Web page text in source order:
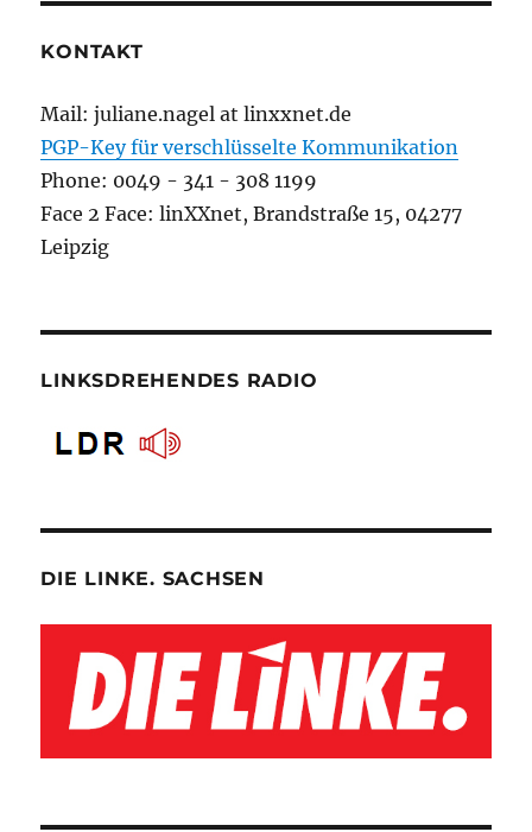
KONTAKT
Mail: juliane.nagel at linxxnet.de
PGP-Key für verschlüsselte Kommunikation
Phone: 0049 - 341 - 308 1199
Face 2 Face: linXXnet, Brandstraße 15, 04277
Leipzig
LINKSDREHENDES RADIO
DIE LINKE. SACHSEN